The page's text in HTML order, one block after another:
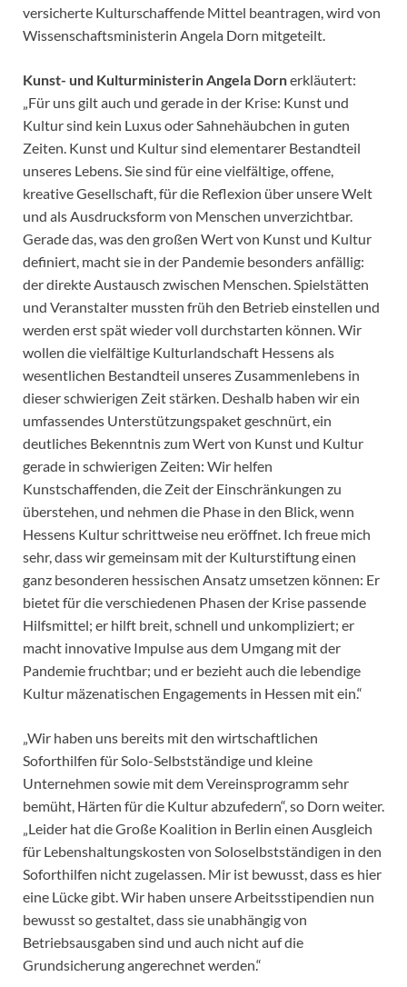
versicherte Kulturschaffende Mittel beantragen, wird von
Wissenschaftsministerin Angela Dorn mitgeteilt.
Kunst- und Kulturministerin Angela Dornerkläutert:
„Für uns gilt auch und gerade in der Krise: Kunst und
Kultur sind kein Luxus oder Sahnehäubchen in guten
Zeiten. Kunst und Kultur sind elementarer Bestandteil
unseres Lebens. Sie sind für eine vielfältige, offene,
kreative Gesellschaft, für die Reflexion über unsere Welt
und als Ausdrucksform von Menschen unverzichtbar.
Gerade das, was den großen Wert von Kunst und Kultur
definiert, macht sie in der Pandemie besonders anfällig:
der direkte Austausch zwischen Menschen. Spielstätten
und Veranstalter mussten früh den Betrieb einstellen und
werden erst spät wieder voll durchstarten können. Wir
wollen die vielfältige Kulturlandschaft Hessens als
wesentlichen Bestandteil unseres Zusammenlebens in
dieser schwierigen Zeit stärken. Deshalb haben wir ein
umfassendes Unterstützungspaket geschnürt, ein
deutliches Bekenntnis zum Wert von Kunst und Kultur
gerade in schwierigen Zeiten: Wir helfen
Kunstschaffenden, die Zeit der Einschränkungen zu
überstehen, und nehmen die Phase in den Blick, wenn
Hessens Kultur schrittweise neu eröffnet. Ich freue mich
sehr, dass wir gemeinsam mit der Kulturstiftung einen
ganz besonderen hessischen Ansatz umsetzen können: Er
bietet für die verschiedenen Phasen der Krise passende
Hilfsmittel; er hilft breit, schnell und unkompliziert; er
macht innovative Impulse aus dem Umgang mit der
Pandemie fruchtbar; und er bezieht auch die lebendige
Kultur mäzenatischen Engagements in Hessen mit ein.“
„Wir haben uns bereits mit den wirtschaftlichen
Soforthilfen für Solo-Selbstständige und kleine
Unternehmen sowie mit dem Vereinsprogramm sehr
bemüht, Härten für die Kultur abzufedern“, so Dorn weiter.
„Leider hat die Große Koalition in Berlin einen Ausgleich
für Lebenshaltungskosten von Soloselbstständigen in den
Soforthilfen nicht zugelassen. Mir ist bewusst, dass es hier
eine Lücke gibt. Wir haben unsere Arbeitsstipendien nun
bewusst so gestaltet, dass sie unabhängig von
Betriebsausgaben sind und auch nicht auf die
Grundsicherung angerechnet werden.“